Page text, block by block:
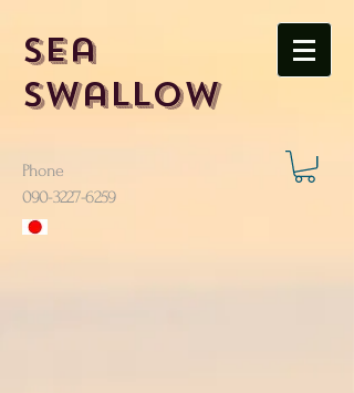
Sea
Swallow
Phone
​090-3227-6259